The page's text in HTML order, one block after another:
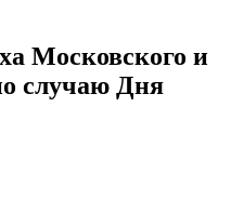
Московского и
случаю Дня